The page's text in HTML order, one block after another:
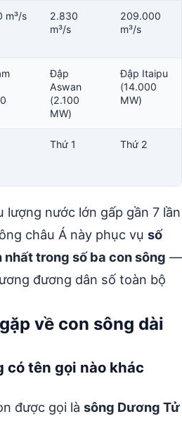
m³/s
2.830
m³/s
209.000
m³/s
Đập
Aswan
(2.100
MW)
Đập Itaipu
(14.000
MW)
Thứ 1 Thứ 2
lượng nước lớn gấp gần 7 lần
châu Á này phục vụ số
trong số ba con sông —
đương dân số toàn bộ
về con sông dài
có tên gọi nào khác
được gọi là sông Dương Tử